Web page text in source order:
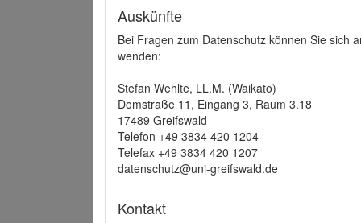
Auskünfte
Bei Fragen zum Datenschutz können Sie sich
wenden:
Stefan Wehlte, LL.M. (Waikato)
Domstraße 11, Eingang 3, Raum 3.18
17489 Greifswald
Telefon +49 3834 420 1204
Telefax +49 3834 420 1207
datenschutz@uni-greifswald.de
Kontakt